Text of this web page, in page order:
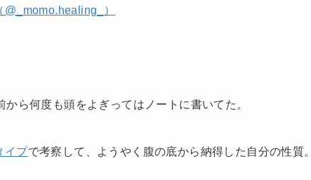
@_momo.healing_）
ら何度も頭をよぎってはノートに書いてた。
イプで考察して、ようやく腹の底から納得した自分の性質。